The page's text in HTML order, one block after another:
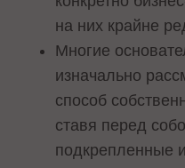
на них крайне
Многие
изначально
способ
ставя перед
подкрепленные